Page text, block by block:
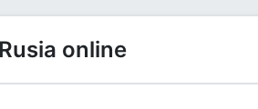
online